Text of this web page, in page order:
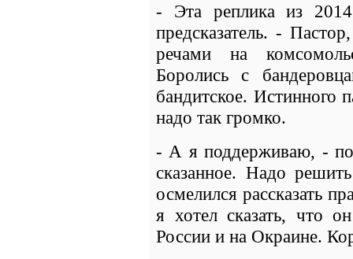
- Эта реплика из
предсказатель. -
речами на
Боролись с
бандитское. Истинного
надо так громко.
- А я поддерживаю, -
сказанное. Надо
осмелился рассказать
я хотел сказать, что
России и на Окраине.